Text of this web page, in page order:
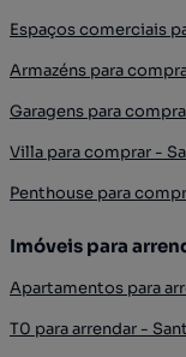
Espaços comerciais
Armazéns para
Garagens para
Villa para comprar -
Penthouse para
Imóveis para
Apartamentos para
T0 para arrendar -